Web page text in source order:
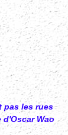
pas les rues
d'Oscar Wao